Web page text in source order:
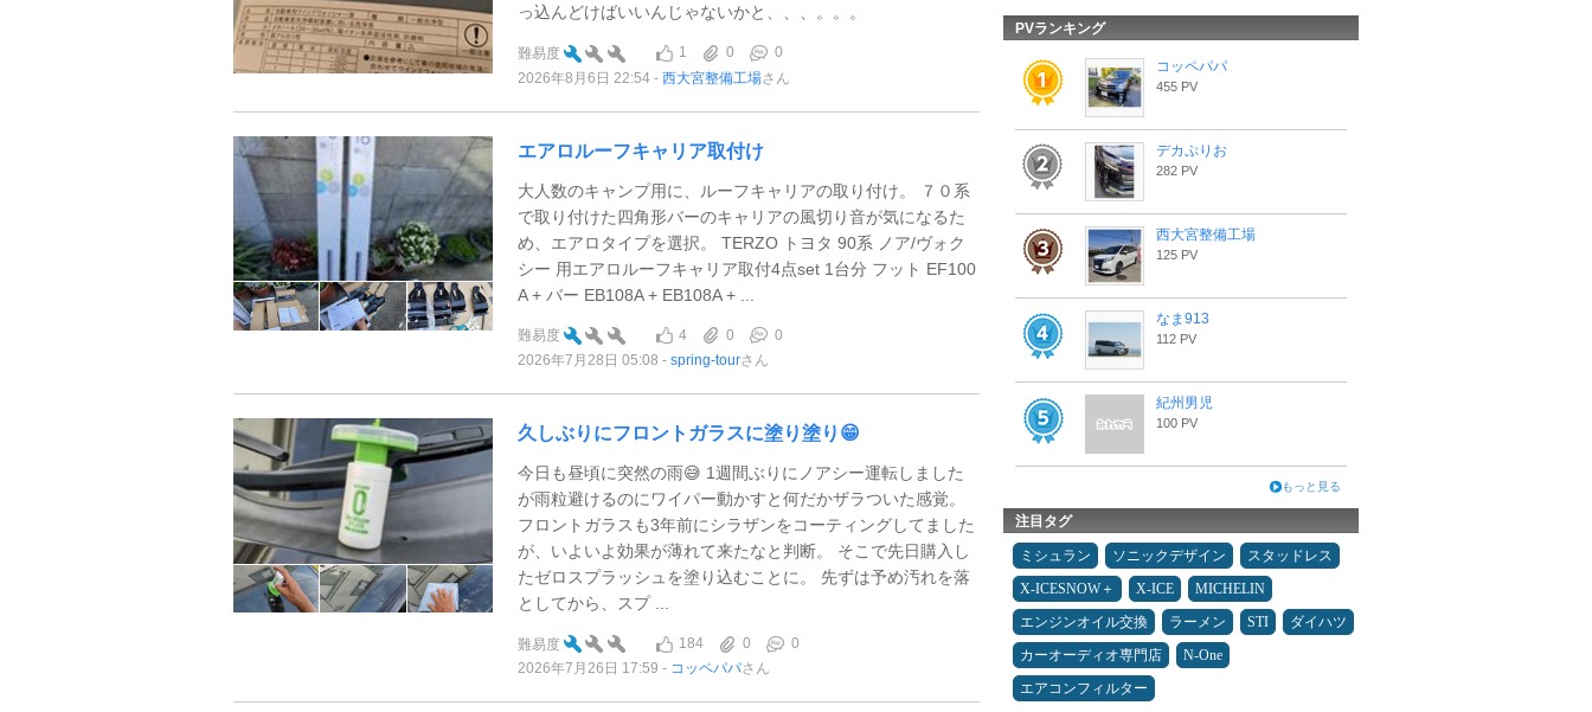
っ込んどけばいいんじゃないかと、、、。。。
難易度 1 0
0
2026年8月6日 22:54
西大宮整備工場さん
エアロルーフキャリア取付け
大人数のキャンプ用に、ルーフキャリアの取り付け。 ７０系
で取り付けた四角形バーのキャリアの風切り音が気になるた
め、エアロタイプを選択。 TERZO トヨタ 90系 ノア/ヴォク
シー 用エアロルーフキャリア取付4点set 1台分 フット EF100
A + バー EB108A + EB108A + ...
難易度 4 0
0
2026年7月28日 05:08
spring-tourさん
久しぶりにフロントガラスに塗り塗り😁
今日も昼頃に突然の雨😅 1週間ぶりにノアシー運転しました
が雨粒避けるのにワイパー動かすと何だかザラついた感覚。
フロントガラスも3年前にシラザンをコーティングしてました
が、いよいよ効果が薄れて来たなと判断。 そこで先日購入し
たゼロスプラッシュを塗り込むことに。 先ずは予め汚れを落
としてから、スプ ...
難易度 184 0
0
2026年7月26日 17:59
コッペパパさん
PVランキング
コッペパパ
455 PV
デカぷりお
282 PV
西大宮整備工場
125 PV
なま913
112 PV
紀州男児
100 PV
もっと見る
注目タグ
ミシュラン ソニックデザイン
スタッドレス
X-ICESNOW＋
X-ICE
MICHELIN
エンジンオイル交換
ラーメン STI
ダイハツ
カーオーディオ専門店
N-One
エアコンフィルター